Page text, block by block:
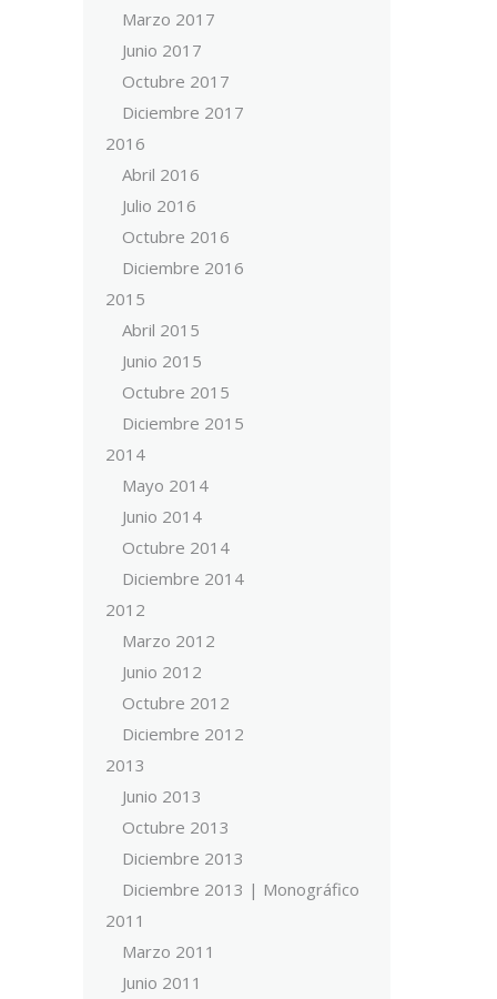
Marzo 2017
Junio 2017
Octubre 2017
Diciembre 2017
2016
Abril 2016
Julio 2016
Octubre 2016
Diciembre 2016
2015
Abril 2015
Junio 2015
Octubre 2015
Diciembre 2015
2014
Mayo 2014
Junio 2014
Octubre 2014
Diciembre 2014
2012
Marzo 2012
Junio 2012
Octubre 2012
Diciembre 2012
2013
Junio 2013
Octubre 2013
Diciembre 2013
Diciembre 2013 | Monográfico
2011
Marzo 2011
Junio 2011